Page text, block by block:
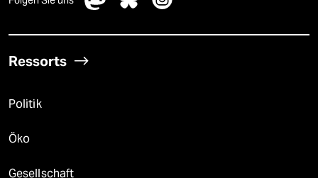
Ressorts
Politik
Öko
Gesellschaft